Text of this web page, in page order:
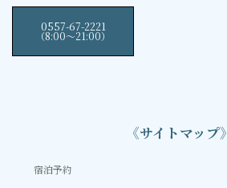
0557-67-2221
（8:00〜21:00）
《サイトマップ》
宿泊予約